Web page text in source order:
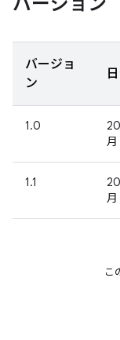
バージョ
ン
1.0
月
1.1
こ